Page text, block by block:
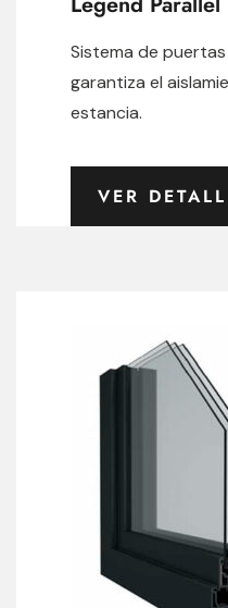
Sistema de
garantiza el
estancia.
VER